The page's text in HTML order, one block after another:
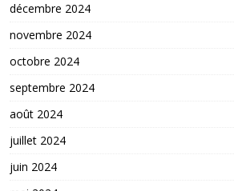
décembre 2024
novembre 2024
octobre 2024
septembre 2024
août 2024
juillet 2024
juin 2024